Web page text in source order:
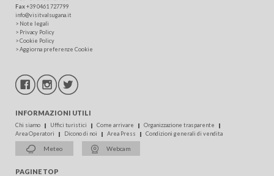
Fax+39 0461 727799
info@visitvalsugana.it
> Note legali
> Privacy Policy
>Cookie Policy
>Aggiorna preferenze Cookie
INFORMAZIONI UTILI
Chi siamo Uffici turistici Come arrivare
Organizzazione trasparente
Area Operatori
Dicono di noi Area Press Condizioni generali di vendita
Meteo Webcam
PAGINE TOP